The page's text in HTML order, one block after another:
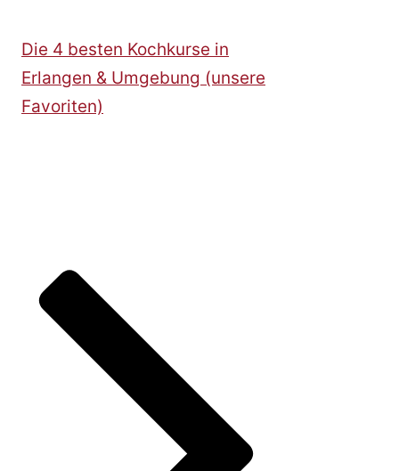
Die 4 besten Kochkurse in
Erlangen & Umgebung (unsere
Favoriten)